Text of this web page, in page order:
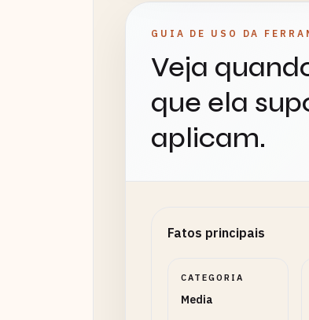
GUIA DE USO DA
Veja
que ela
aplicam.
Fatos principais
CATEGORIA
Media